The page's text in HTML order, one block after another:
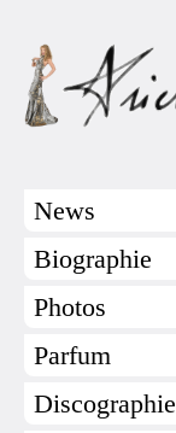
News
Biographie
Photos
Parfum
Discographie